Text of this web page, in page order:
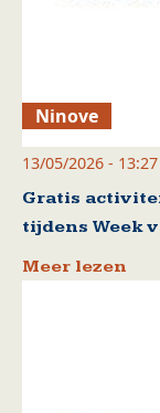
Ninove
13/05/2026 - 13:27
Gratis
tijdens Week
Meer lezen